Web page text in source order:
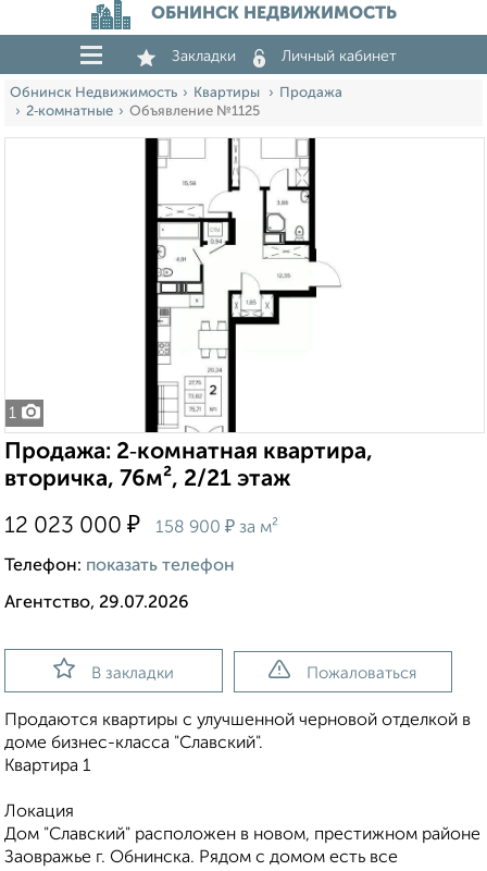
ОБНИНСК НЕДВИЖИМОСТЬ
Закладки Личный кабинет
Обнинск Недвижимость Квартиры
Продажа
2‑комнатные
Объявление №1125
1
Продажа: 2‑комнатная квартира,
вторичка, 76м², 2/21 этаж
12 023 000 ₽ 158 900 ₽ за м²
Телефон: показать телефон
Агентство, 29.07.2026
В закладки Пожаловаться
Продаются квартиры с улучшенной черновой отделкой в
доме бизнес-класса "Славский".
Квартира 1
Локация
Дом "Славский" расположен в новом, престижном районе
Заовражье г. Обнинска. Рядом с домом есть все